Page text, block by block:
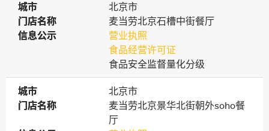
城市
城市
北京市
门店名称
门店名称
麦当劳北京石槽中街餐厅
信息公示
信息公示
营业执照
食品经营许可证
食品安全监督量化分级
城市
城市
北京市
门店名称
门店名称
麦当劳北京景华北街朝外soho餐
厅